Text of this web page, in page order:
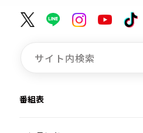
番組表